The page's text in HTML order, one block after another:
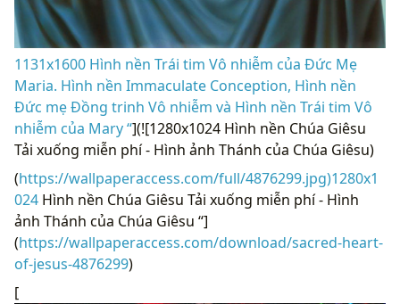
1131x1600 Hình nền Trái tim Vô nhiễm của Đức Mẹ
Maria. Hình nền Immaculate Conception, Hình nền
Đức mẹ Đồng trinh Vô nhiễm và Hình nền Trái tim Vô
nhiễm của Mary “](![1280x1024 Hình nền Chúa Giêsu
Tải xuống miễn phí - Hình ảnh Thánh của Chúa Giêsu)
(https://wallpaperaccess.com/full/4876299.jpg)1280x1
024 Hình nền Chúa Giêsu Tải xuống miễn phí - Hình
ảnh Thánh của Chúa Giêsu “]
(https://wallpaperaccess.com/download/sacred-heart-
of-jesus-4876299)
[